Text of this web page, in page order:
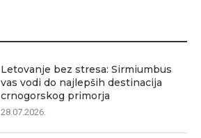
Letovanje bez stresa: Sirmiumbus
vas vodi do najlepših destinacija
crnogorskog primorja
28.07.2026.